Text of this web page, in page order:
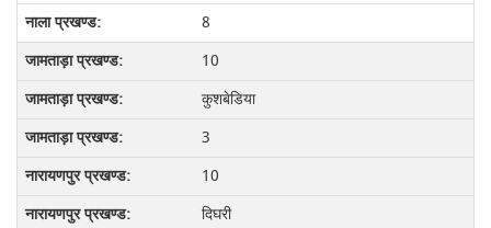
8
10
कुशबेडिया
3
10
दिघरी